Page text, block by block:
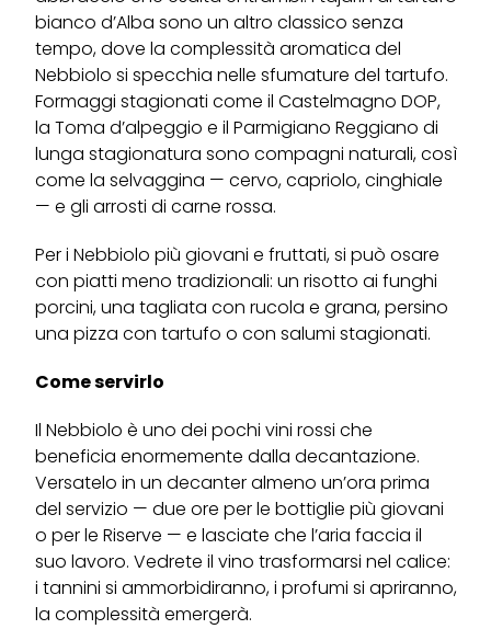
bianco d’Alba sono un altro classico senza
tempo, dove la complessità aromatica del
Nebbiolo si specchia nelle sfumature del tartufo.
Formaggi stagionati come il Castelmagno DOP,
la Toma d’alpeggio e il Parmigiano Reggiano di
lunga stagionatura sono compagni naturali, così
come la selvaggina — cervo, capriolo, cinghiale
— e gli arrosti di carne rossa.
Per i Nebbiolo più giovani e fruttati, si può osare
con piatti meno tradizionali: un risotto ai funghi
porcini, una tagliata con rucola e grana, persino
una pizza con tartufo o con salumi stagionati.
Come servirlo
Il Nebbiolo è uno dei pochi vini rossi che
beneficia enormemente dalla decantazione.
Versatelo in un decanter almeno un’ora prima
del servizio — due ore per le bottiglie più giovani
o per le Riserve — e lasciate che l’aria faccia il
suo lavoro. Vedrete il vino trasformarsi nel calice:
i tannini si ammorbidiranno, i profumi si apriranno,
la complessità emergerà.